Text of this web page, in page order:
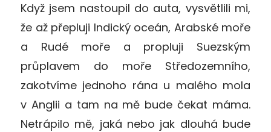
Když jsem nastoupil do auta, vysvětlili mi,
že až přepluji Indický oceán, Arabské moře
a Rudé moře a propluji Suezským
průplavem do moře Středozemního,
zakotvíme jednoho rána u malého mola
v Anglii a tam na mě bude čekat máma.
Netrápilo mě, jaká nebo jak dlouhá bude